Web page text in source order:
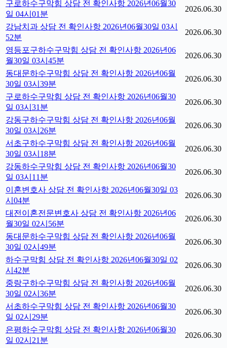
구로하수구막힘 상담 전 확인사항 2026년06월30
일 04시01분
2026.06.30
강남치과 상담 전 확인사항 2026년06월30일 03시
52분
2026.06.30
영등포구하수구막힘 상담 전 확인사항 2026년06
월30일 03시45분
2026.06.30
동대문하수구막힘 상담 전 확인사항 2026년06월
30일 03시39분
2026.06.30
구로하수구막힘 상담 전 확인사항 2026년06월30
일 03시31분
2026.06.30
강동구하수구막힘 상담 전 확인사항 2026년06월
30일 03시26분
2026.06.30
서초구하수구막힘 상담 전 확인사항 2026년06월
30일 03시18분
2026.06.30
강동하수구막힘 상담 전 확인사항 2026년06월30
일 03시11분
2026.06.30
이혼변호사 상담 전 확인사항 2026년06월30일 03
시04분
2026.06.30
대전이혼전문변호사 상담 전 확인사항 2026년06
월30일 02시56분
2026.06.30
동대문하수구막힘 상담 전 확인사항 2026년06월
30일 02시49분
2026.06.30
하수구막힘 상담 전 확인사항 2026년06월30일 02
시42분
2026.06.30
중랑구하수구막힘 상담 전 확인사항 2026년06월
30일 02시36분
2026.06.30
서초하수구막힘 상담 전 확인사항 2026년06월30
일 02시29분
2026.06.30
은평하수구막힘 상담 전 확인사항 2026년06월30
일 02시21분
2026.06.30